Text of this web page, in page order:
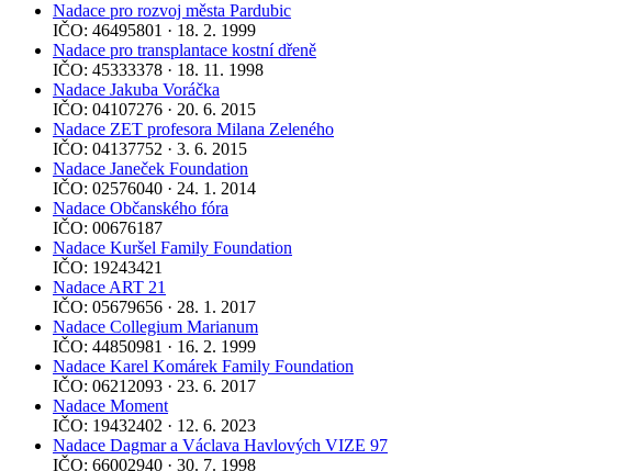
Nadace pro rozvoj města Pardubic
IČO: 46495801 · 18. 2. 1999
Nadace pro transplantace kostní dřeně
IČO: 45333378 · 18. 11. 1998
Nadace Jakuba Voráčka
IČO: 04107276 · 20. 6. 2015
Nadace ZET profesora Milana Zeleného
IČO: 04137752 · 3. 6. 2015
Nadace Janeček Foundation
IČO: 02576040 · 24. 1. 2014
Nadace Občanského fóra
IČO: 00676187
Nadace Kuršel Family Foundation
IČO: 19243421
Nadace ART 21
IČO: 05679656 · 28. 1. 2017
Nadace Collegium Marianum
IČO: 44850981 · 16. 2. 1999
Nadace Karel Komárek Family Foundation
IČO: 06212093 · 23. 6. 2017
Nadace Moment
IČO: 19432402 · 12. 6. 2023
Nadace Dagmar a Václava Havlových VIZE 97
IČO: 66002940 · 30. 7. 1998